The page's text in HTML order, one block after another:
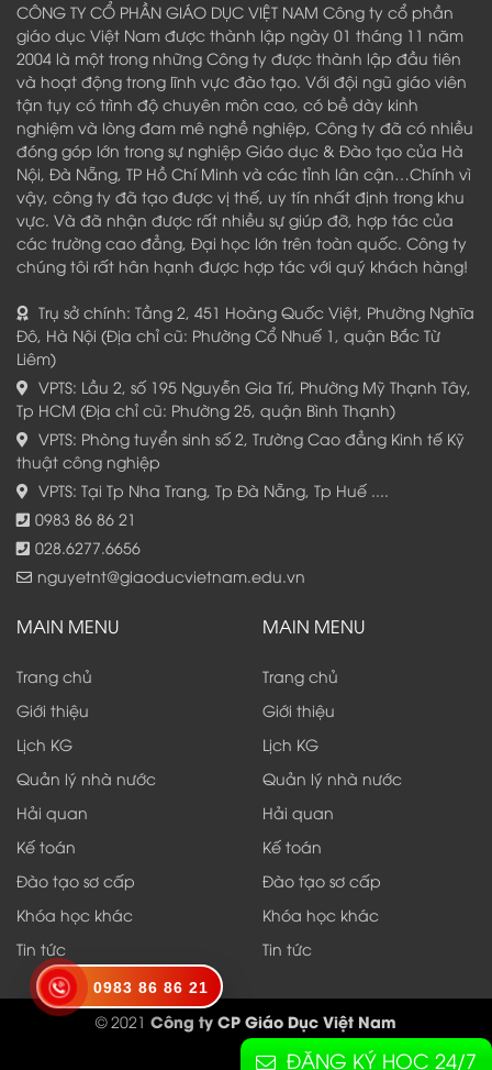
CÔNG TY CỔ PHẦN GIÁO DỤC VIỆT NAM Công ty cổ phần
giáo dục Việt Nam được thành lập ngày 01 tháng 11 năm
2004 là một trong những Công ty được thành lập đầu tiên
và hoạt động trong lĩnh vực đào tạo. Với đội ngũ giáo viên
tận tụy có trình độ chuyên môn cao, có bề dày kinh
nghiệm và lòng đam mê nghề nghiệp, Công ty đã có nhiều
đóng góp lớn trong sự nghiệp Giáo dục & Đào tạo của Hà
Nội, Đà Nẵng, TP Hồ Chí Minh và các tỉnh lân cận…Chính vì
vậy, công ty đã tạo được vị thế, uy tín nhất định trong khu
vực. Và đã nhận được rất nhiều sự giúp đỡ, hợp tác của
các trường cao đẳng, Đại học lớn trên toàn quốc. Công ty
chúng tôi rất hân hạnh được hợp tác với quý khách hàng!
Trụ sở chính: Tầng 2, 451 Hoàng Quốc Việt, Phường Nghĩa
Đô, Hà Nội (Địa chỉ cũ: Phường Cổ Nhuế 1, quận Bắc Từ
Liêm)
VPTS: Lầu 2, số 195 Nguyễn Gia Trí, Phường Mỹ Thạnh Tây,
Tp HCM (Địa chỉ cũ: Phường 25, quận Bình Thạnh)
VPTS: Phòng tuyển sinh số 2, Trường Cao đẳng Kinh tế Kỹ
thuật công nghiệp
VPTS: Tại Tp Nha Trang, Tp Đà Nẵng, Tp Huế ....
0983 86 86 21
028.6277.6656
nguyetnt@giaoducvietnam.edu.vn
MAIN MENU
Trang chủ
Giới thiệu
Lịch KG
Quản lý nhà nước
Hải quan
Kế toán
Đào tạo sơ cấp
Khóa học khác
Tin tức
MAIN MENU
Trang chủ
Giới thiệu
Lịch KG
Quản lý nhà nước
Hải quan
Kế toán
Đào tạo sơ cấp
Khóa học khác
Tin tức
© 2021 Công ty CP Giáo Dục Việt Nam
ĐĂNG KÝ HỌC 24/7
0983 86 86 21